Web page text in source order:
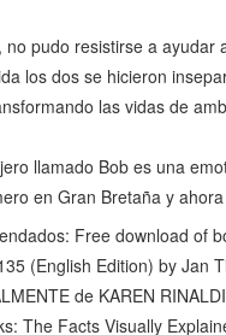
no pudo resistirse a
los dos se hicieron
las vidas de
llamado Bob es una
en Gran Bretaña y
Free download of
(English Edition) by Jan
de KAREN
The Facts Visually